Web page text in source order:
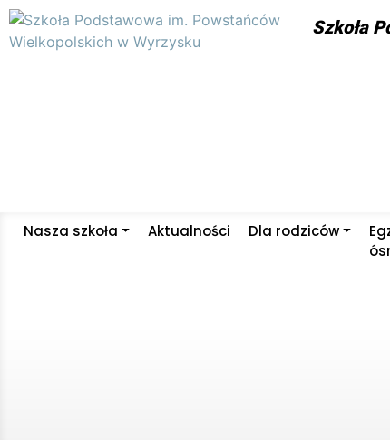
Skip to main content
Szkoła
Nasza szkoła Aktualności Dla rodziców